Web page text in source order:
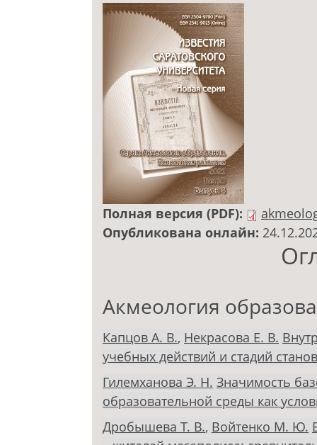
Полная версия (PDF):
Опубликована онлайн:
Акмеология
Капцов А. В., Некрасова Е. В.
учебных действий и стадий
Гилемханова Э. Н. Значимость
образовательной среды как
Дробышева Т. В., Войтенко М. Ю.